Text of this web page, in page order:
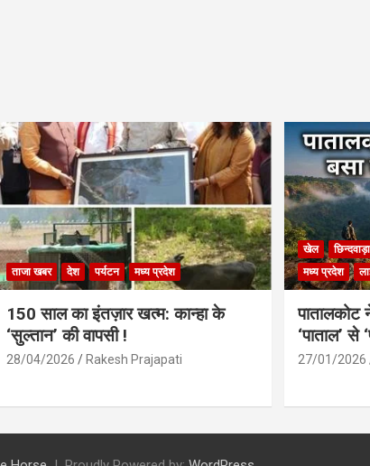
ताजा खबर देश पर्यटन मध्य प्रदेश
150 साल का इंतज़ार खत्म: कान्हा के
‘सुल्तान’ की वापसी !
28/04/2026 Rakesh Prajapati
खेल छिन्दवाड़ा
मध्य प्रदेश
‘पाताल’
27/01/2026